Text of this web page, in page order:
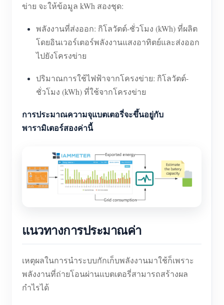
ข่าย จะให้ข้อมูล kWh สองชุด:
พลังงานที่ส่งออก: กิโลวัตต์-ชั่วโมง (kWh) ที่ผลิต
โดยอินเวอร์เตอร์พลังงานแสงอาทิตย์และส่งออก
ไปยังโครงข่าย
ปริมาณการใช้ไฟฟ้าจากโครงข่าย: กิโลวัตต์-
ชั่วโมง (kWh) ที่ใช้จากโครงข่าย
การประมาณความจุแบตเตอรี่จะขึ้นอยู่กับ
พารามิเตอร์สองค่านี้
แนวทางการประมาณค่า
เหตุผลในการนำระบบกักเก็บพลังงานมาใช้ก็เพราะ
พลังงานที่ถ่ายโอนผ่านแบตเตอรี่สามารถสร้างผล
กำไรได้